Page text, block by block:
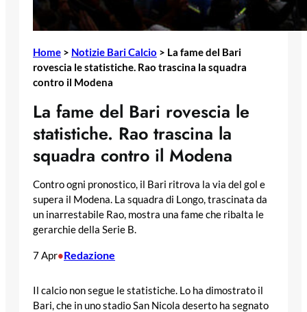
Home > Notizie Bari Calcio > La fame del Bari
rovescia le statistiche. Rao trascina la squadra
contro il Modena
La fame del Bari rovescia le
statistiche. Rao trascina la
squadra contro il Modena
Contro ogni pronostico, il Bari ritrova la via del gol e
supera il Modena. La squadra di Longo, trascinata da
un inarrestabile Rao, mostra una fame che ribalta le
gerarchie della Serie B.
7 Apr•Redazione
Il calcio non segue le statistiche. Lo ha dimostrato il
Bari, che in uno stadio San Nicola deserto ha segnato